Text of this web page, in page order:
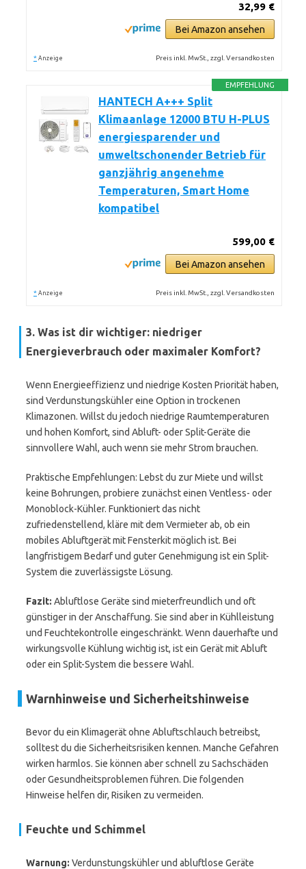
32,99 €
Bei Amazon ansehen
* Anzeige Preis inkl. MwSt., zzgl. Versandkosten
EMPFEHLUNG
HANTECH A+++ Split
Klimaanlage 12000 BTU H-PLUS
energiesparender und
umweltschonender Betrieb für
ganzjährig angenehme
Temperaturen, Smart Home
kompatibel
599,00 €
Bei Amazon ansehen
* Anzeige Preis inkl. MwSt., zzgl. Versandkosten
3. Was ist dir wichtiger: niedriger
Energieverbrauch oder maximaler Komfort?
Wenn Energieeffizienz und niedrige Kosten Priorität haben,
sind Verdunstungskühler eine Option in trockenen
Klimazonen. Willst du jedoch niedrige Raumtemperaturen
und hohen Komfort, sind Abluft- oder Split-Geräte die
sinnvollere Wahl, auch wenn sie mehr Strom brauchen.
Praktische Empfehlungen: Lebst du zur Miete und willst
keine Bohrungen, probiere zunächst einen Ventless- oder
Monoblock-Kühler. Funktioniert das nicht
zufriedenstellend, kläre mit dem Vermieter ab, ob ein
mobiles Abluftgerät mit Fensterkit möglich ist. Bei
langfristigem Bedarf und guter Genehmigung ist ein Split-
System die zuverlässigste Lösung.
Fazit: Abluftlose Geräte sind mieterfreundlich und oft
günstiger in der Anschaffung. Sie sind aber in Kühlleistung
und Feuchtekontrolle eingeschränkt. Wenn dauerhafte und
wirkungsvolle Kühlung wichtig ist, ist ein Gerät mit Abluft
oder ein Split-System die bessere Wahl.
Warnhinweise und Sicherheitshinweise
Bevor du ein Klimagerät ohne Abluftschlauch betreibst,
solltest du die Sicherheitsrisiken kennen. Manche Gefahren
wirken harmlos. Sie können aber schnell zu Sachschäden
oder Gesundheitsproblemen führen. Die folgenden
Hinweise helfen dir, Risiken zu vermeiden.
Feuchte und Schimmel
Warnung: Verdunstungskühler und abluftlose Geräte